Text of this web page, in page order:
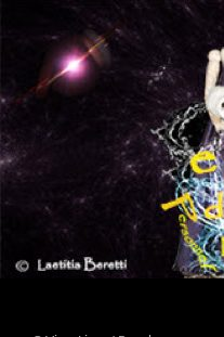
contenu